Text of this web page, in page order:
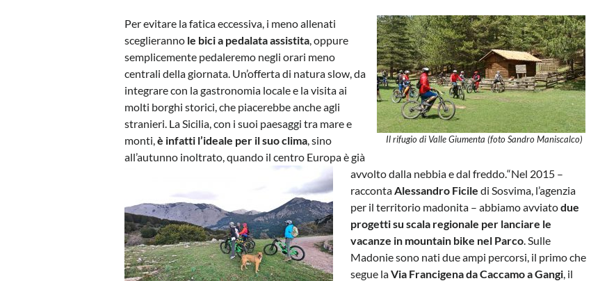
Il rifugio di Valle Giumenta (foto Sandro Maniscalco)
Per evitare la fatica eccessiva, i meno allenati
sceglieranno le bici a pedalata assistita , oppure
semplicemente pedaleremo negli orari meno
centrali della giornata. Un’offerta di natura slow, da
integrare con la gastronomia locale e la visita ai
molti borghi storici, che piacerebbe anche agli
stranieri. La Sicilia, con i suoi paesaggi tra mare e
monti,è infatti l’ideale per il suo clima , sino
all’autunno inoltrato, quando il centro Europa è già
avvolto dalla nebbia e dal freddo.“Nel 2015 –
racconta Alessandro Ficile di Sosvima, l’agenzia
per il territorio madonita – abbiamo avviatodue
progetti su scala regionale per lanciare le
vacanze in mountain bike nel Parco . Sulle
Madonie sono nati due ampi percorsi, il primo che
segue laVia Francigena da Caccamo a Gangi , il